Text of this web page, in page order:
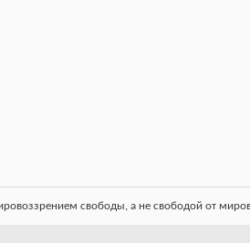
свободы, а не свободой от